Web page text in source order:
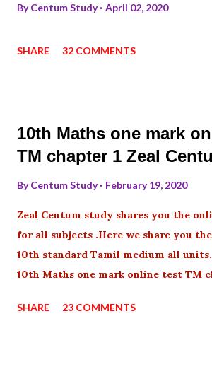
ByCentum Study April 02, 2020
SHARE 32 COMMENTS
10th Maths one mark
TM chapter 1 Zeal
ByCentum Study February 19, 2020
Zeal Centum study shares you the
for all subjects .Here we share you
10th standard Tamil medium all
10th Maths one mark online test TM
SHARE 23 COMMENTS